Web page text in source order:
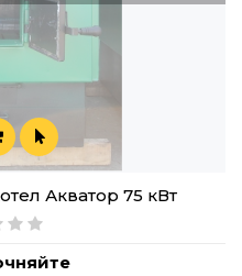
Акватор 75 кВт